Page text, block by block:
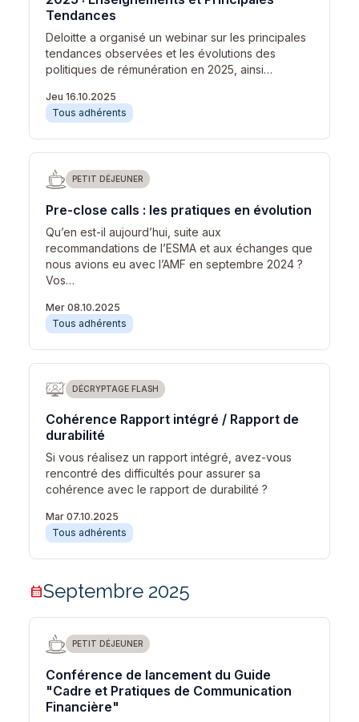
Tendances
Deloitte a organisé un webinar sur les principales
tendances observées et les évolutions des
politiques de rémunération en 2025, ainsi…
Jeu 16.10.2025
Tous adhérents
PETIT DÉJEUNER
Pre-close calls : les pratiques en évolution
Qu’en est-il aujourd’hui, suite aux
recommandations de l’ESMA et aux échanges que
nous avions eu avec l’AMF en septembre 2024 ?
Vos…
Mer 08.10.2025
Tous adhérents
DÉCRYPTAGE FLASH
Cohérence Rapport intégré / Rapport de
durabilité
Si vous réalisez un rapport intégré, avez-vous
rencontré des difficultés pour assurer sa
cohérence avec le rapport de durabilité ?
Mar 07.10.2025
Tous adhérents
calendar_monthSeptembre 2025
PETIT DÉJEUNER
Conférence de lancement du Guide
"Cadre et Pratiques de Communication
Financière"